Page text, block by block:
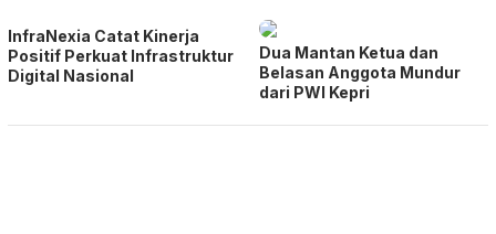
InfraNexia Catat Kinerja
Positif Perkuat Infrastruktur
Digital Nasional
Dua Mantan Ketua dan
Belasan Anggota Mundur
dari PWI Kepri